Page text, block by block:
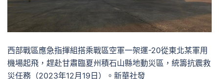
西部戰區應急指揮組搭乘戰區空軍一架運-20從東北某軍用
機場起飛，趕赴甘肅臨夏州積石山縣地動災區，統籌抗震救
災任務（2023年12月19日）。新華社發